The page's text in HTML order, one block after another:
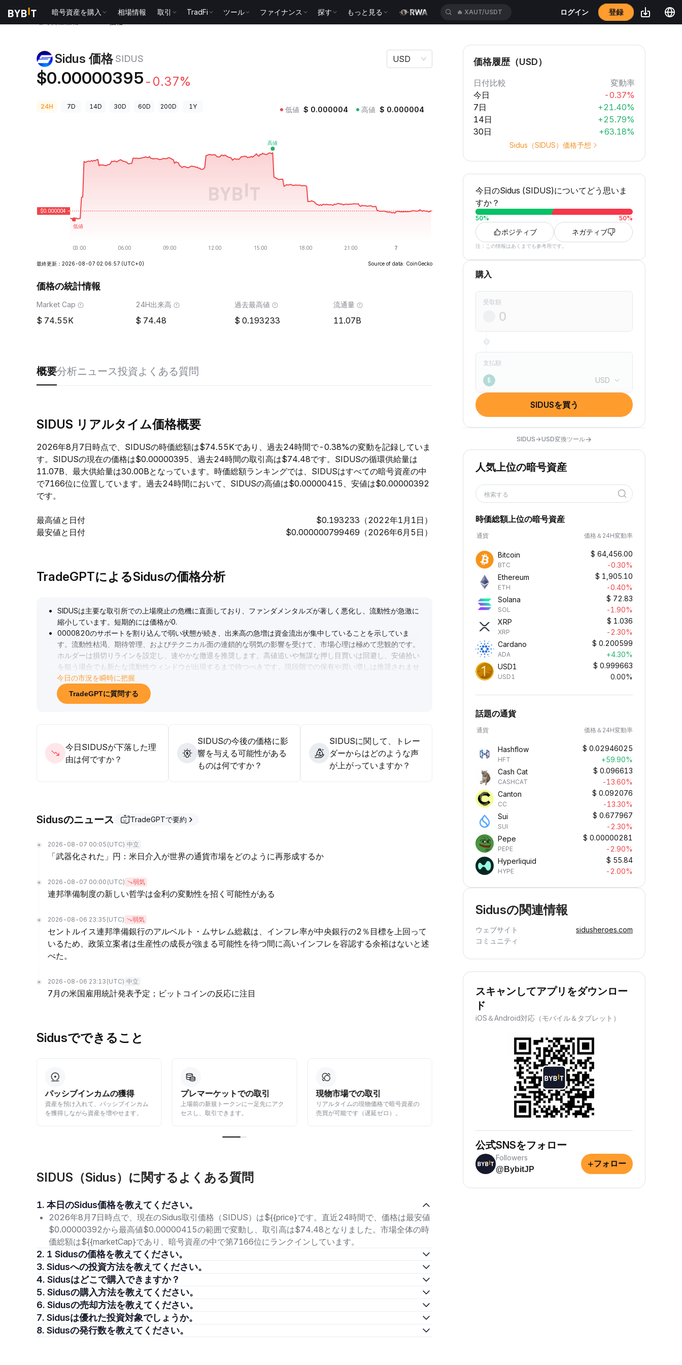
暗号資産を購入 相場情報 取引 TradFi ツール ファイナンス 探す もっと見る 🔥 XAUT/USDT ログイン 登録
Sidus 価格 SIDUS
$0.00000395 -0.37%
USD
24H 7D 14D 30D 60D 200D 1Y 低値 $ 0.000004 高値 $ 0.000004
最終更新：2026-08-07 02:06:57 (UTC+0) Source of data: CoinGecko
価格の統計情報
Market Cap
74.55K
24H出来高
74.48
過去最高値
0.193233
流通量
11.07B
概要分析ニュース投資よくある質問
SIDUS リアルタイム価格概要
2026年8月7日時点で、SIDUSの時価総額は$74.55Kであり、過去24時間で-0.38%の変動を記録していま
す。SIDUSの現在の価格は$0.00000395、過去24時間の取引高は$74.48です。SIDUSの循環供給量は
11.07B、最大供給量は30.00Bとなっています。時価総額ランキングでは、SIDUSはすべての暗号資産の中
で7166位に位置しています。過去24時間において、SIDUSの高値は$0.00000415、安値は$0.00000392
です。
最高値と日付
$0.193233（2022年1月1日）
最安値と日付
$0.000000799469（2026年6月5日）
TradeGPTによるSidusの価格分析
SIDUSは主要な取引所での上場廃止の危機に直面しており、ファンダメンタルズが著しく悪化し、流動性が急激に
縮小しています。短期的には価格が0.
0000820のサポートを割り込んで弱い状態が続き、出来高の急増は資金流出が集中していることを示していま
す。流動性枯渇、期待管理、およびテクニカル面の連鎖的な弱気の影響を受けて、市場心理は極めて悲観的です。
ホルダーは損切りラインを設定し、速やかな撤退を推奨します。高値追いや無謀な押し目買いは回避し、安値拾い
を狙う場合でも新たな流動性ウィンドウが出現するまで待つべきです。現段階での保有や買い増しは推奨されませ
ん。戦略はリスクコントロールを最優先すべきです。
今日の市況を瞬時に把握
TradeGPTに質問する
今日SIDUSが下落した理
由は何ですか？
SIDUSの今後の価格に影
響を与える可能性がある
ものは何ですか？
SIDUSに関して、トレー
ダーからはどのような声
が上がっていますか？
Sidusのニュース TradeGPTで要約
2026-08-07 00:05 (UTC) 中立
「武器化された」円：米日介入が世界の通貨市場をどのように再形成するか
2026-08-07 00:00 (UTC) 弱気
連邦準備制度の新しい哲学は金利の変動性を招く可能性がある
2026-08-06 23:35 (UTC) 弱気
セントルイス連邦準備銀行のアルベルト・ムサレム総裁は、インフレ率が中央銀行の2％目標を上回って
いるため、政策立案者は生産性の成長が強まる可能性を待つ間に高いインフレを容認する余裕はないと述
べた。
2026-08-06 23:13 (UTC) 中立
7月の米国雇用統計発表予定；ビットコインの反応に注目
Sidusでできること
プレマーケットでの取引
上場前の新規トークンに一足先にアク
セスし、取引できます。
現物市場での取引
リアルタイムの現物価格で暗号資産の
売買が可能です（遅延ゼロ）。
暗号資産の変換
迅速かつ安全に、暗号資産を無料でら
くらく変換可能。
パッシブインカムの獲得
資産を預け入れて、パッシブインカム
を獲得しながら資産を増やせます。
SIDUS（Sidus）に関するよくある質問
1. 本日のSidus価格を教えてください。
2026年8月7日時点で、現在のSidus取引価格（SIDUS）は${{price}です。直近24時間で、価格は最安値
$0.00000392から最高値$0.00000415の範囲で変動し、取引高は$74.48となりました。市場全体の時
価総額は${{marketCap}であり、暗号資産の中で第7166位にランクインしています。
2. 1 Sidusの価格を教えてください。
3. Sidusへの投資方法を教えてください。
4. Sidusはどこで購入できますか？
5. Sidusの購入方法を教えてください。
6. Sidusの売却方法を教えてください。
7. Sidusは優れた投資対象でしょうか。
8. Sidusの発行数を教えてください。
価格履歴（USD）
日付比較
変動率
今日
-0.37%
7日
+21.40%
14日
+25.79%
30日
+63.18%
Sidus（SIDUS）価格予想
今日のSidus (SIDUS)についてどう思いま
すか？
50% 50%
ポジティブ ネガティブ
注：この情報はあくまでも参考用です。
購入
受取額
支払額
$ USD
SIDUSを買う
SIDUS→USD変換ツール→
人気上位の暗号資産
検索する
時価総額上位の暗号資産
通貨 価格＆24H変動率
Bitcoin
BTC
$ 64,456.00
-0.30%
Ethereum
ETH
$ 1,905.10
-0.40%
Solana
SOL
$ 72.83
-1.90%
XRP
XRP
$ 1.036
-2.30%
Cardano
ADA
$ 0.200599
+4.30%
USD1
USD1
$ 0.999663
0.00%
話題の通貨
通貨 価格＆24H変動率
Hashflow
HFT
$ 0.02946025
+59.90%
Cash Cat
CASHCAT
$ 0.096613
-13.60%
Canton
CC
$ 0.092076
-13.30%
Sui
SUI
$ 0.677967
-2.30%
Pepe
PEPE
$ 0.00000281
-2.90%
Hyperliquid
HYPE
$ 55.84
-2.00%
Sidusの関連情報
ウェブサイト
sidusheroes.com
コミュニティ
スキャンしてアプリをダウンロー
ド
iOS＆Android対応（モバイル＆タブレット）
公式SNSをフォロー
Followers
@BybitJP
+フォロー